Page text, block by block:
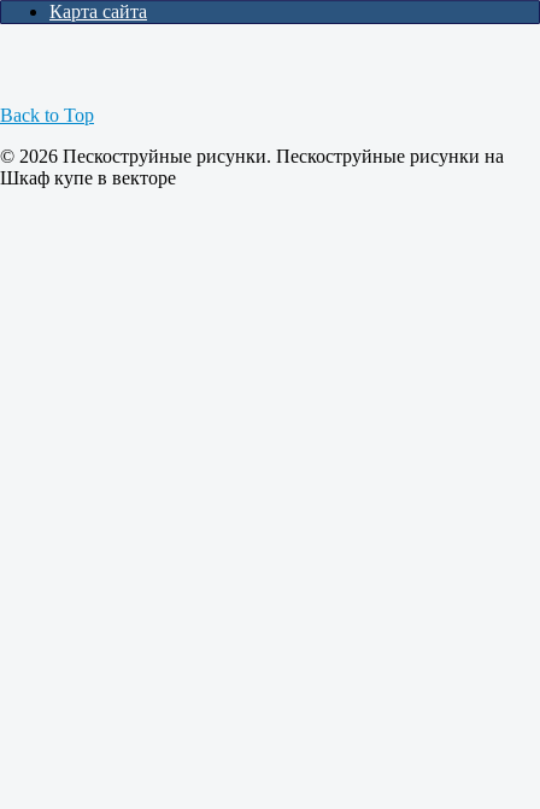
Карта сайта
Back to Top
© 2026 Пескоструйные рисунки. Пескоструйные рисунки на
Шкаф купе в векторе